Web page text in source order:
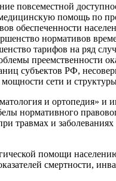
помощь по
обеспеченности
нормативов
тарифов на ряд
преемственности
субъектов РФ,
сети и
и ортопедия» и
нормативного
травмах и
помощи
смертности,